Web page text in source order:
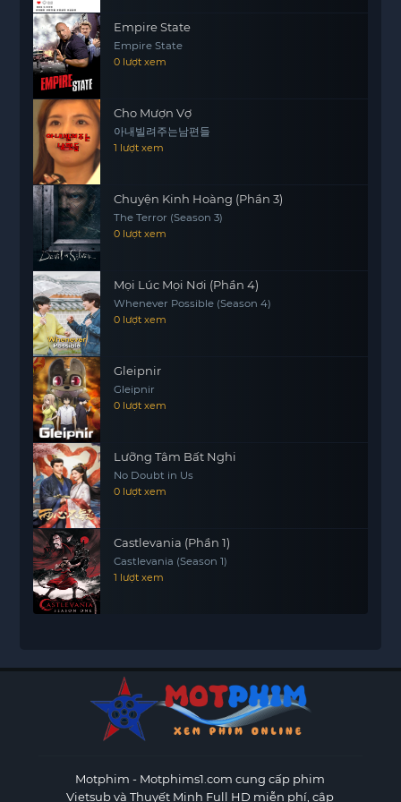
Với phong cách kể chuyện sáng tạo và sự kết hợp
giữa hài hước và sâu sắc, Alkhallat+ chắc chắn sẽ
mang đến cho người xem những phút giây thư
giãn đầy ý nghĩa. Những câu chuyện đầy màu sắc
và tình huống bất ngờ sẽ khiến bạn không thể rời
mắt khỏi màn hình.
Hãy cùng khám phá thế giới của Alkhallat+, nơi
mà mọi ham muốn và tham vọng đều có thể dẫn
đến những kết quả bất ngờ và thú vị.
Empire State
Empire State
0 lượt xem
Cho Mượn Vợ
아내빌려주는남편들
1 lượt xem
Chuyện Kinh Hoàng (Phần 3)
The Terror (Season 3)
0 lượt xem
Mọi Lúc Mọi Nơi (Phần 4)
Whenever Possible (Season 4)
0 lượt xem
Gleipnir
Gleipnir
0 lượt xem
Lưỡng Tâm Bất Nghi
No Doubt in Us
0 lượt xem
Castlevania (Phần 1)
Castlevania (Season 1)
1 lượt xem
Motphim - Motphims1.com cung cấp phim
Vietsub và Thuyết Minh Full HD miễn phí, cập